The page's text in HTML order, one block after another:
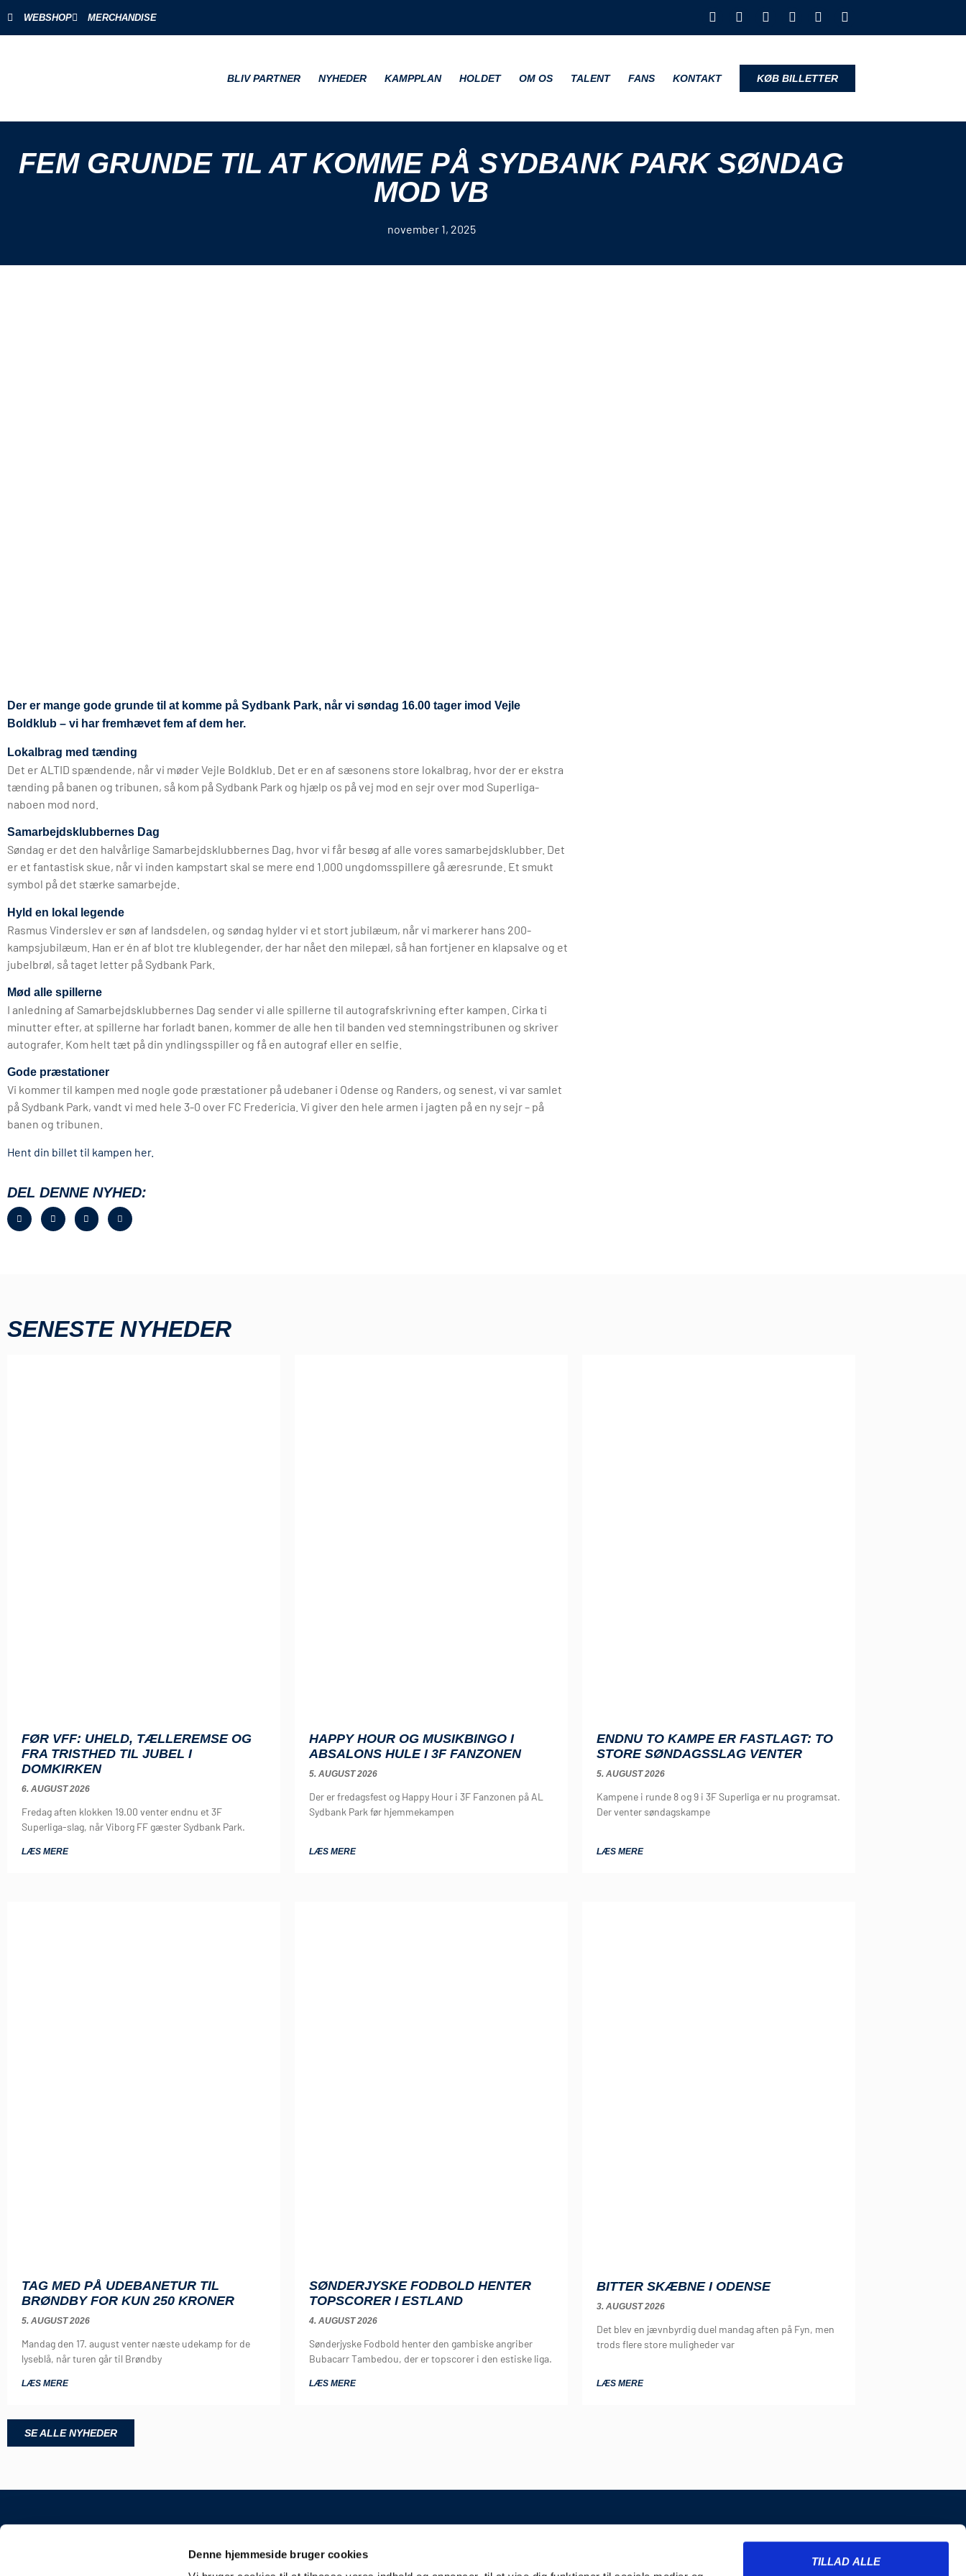
Denne hjemmeside bruger cookies
TILLAD ALLE
WEBSHOP MERCHANDISE
BLIV PARTNER NYHEDER KAMPPLAN HOLDET OM OS TALENT FANS KONTAKT KØB BILLETTER
FEM GRUNDE TIL AT KOMME PÅ SYDBANK PARK SØNDAG
MOD VB
november 1, 2025
Der er mange gode grunde til at komme på Sydbank Park, når vi søndag 16.00 tager imod Vejle
Boldklub – vi har fremhævet fem af dem her.
Lokalbrag med tænding
Det er ALTID spændende, når vi møder Vejle Boldklub. Det er en af sæsonens store lokalbrag, hvor der er ekstra
tænding på banen og tribunen, så kom på Sydbank Park og hjælp os på vej mod en sejr over mod Superliga-
naboen mod nord.
Samarbejdsklubbernes Dag
Søndag er det den halvårlige Samarbejdsklubbernes Dag, hvor vi får besøg af alle vores samarbejdsklubber. Det
er et fantastisk skue, når vi inden kampstart skal se mere end 1.000 ungdomsspillere gå æresrunde. Et smukt
symbol på det stærke samarbejde.
Hyld en lokal legende
Rasmus Vinderslev er søn af landsdelen, og søndag hylder vi et stort jubilæum, når vi markerer hans 200-
kampsjubilæum. Han er én af blot tre klublegender, der har nået den milepæl, så han fortjener en klapsalve og et
jubelbrøl, så taget letter på Sydbank Park.
Mød alle spillerne
I anledning af Samarbejdsklubbernes Dag sender vi alle spillerne til autografskrivning efter kampen. Cirka ti
minutter efter, at spillerne har forladt banen, kommer de alle hen til banden ved stemningstribunen og skriver
autografer. Kom helt tæt på din yndlingsspiller og få en autograf eller en selfie.
Gode præstationer
Vi kommer til kampen med nogle gode præstationer på udebaner i Odense og Randers, og senest, vi var samlet
på Sydbank Park, vandt vi med hele 3-0 over FC Fredericia. Vi giver den hele armen i jagten på en ny sejr – på
banen og tribunen.
Hent din billet til kampen her.
DEL DENNE NYHED:
SENESTE NYHEDER
FØR VFF: UHELD, TÆLLEREMSE OG
FRA TRISTHED TIL JUBEL I
DOMKIRKEN
6. AUGUST 2026
Fredag aften klokken 19.00 venter endnu et 3F
Superliga-slag, når Viborg FF gæster Sydbank Park.
LÆS MERE
HAPPY HOUR OG MUSIKBINGO I
ABSALONS HULE I 3F FANZONEN
5. AUGUST 2026
Der er fredagsfest og Happy Hour i 3F Fanzonen på AL
Sydbank Park før hjemmekampen
LÆS MERE
ENDNU TO KAMPE ER FASTLAGT: TO
STORE SØNDAGSSLAG VENTER
5. AUGUST 2026
Kampene i runde 8 og 9 i 3F Superliga er nu programsat.
Der venter søndagskampe
LÆS MERE
TAG MED PÅ UDEBANETUR TIL
BRØNDBY FOR KUN 250 KRONER
5. AUGUST 2026
Mandag den 17. august venter næste udekamp for de
lyseblå, når turen går til Brøndby
LÆS MERE
SØNDERJYSKE FODBOLD HENTER
TOPSCORER I ESTLAND
4. AUGUST 2026
Sønderjyske Fodbold henter den gambiske angriber
Bubacarr Tambedou, der er topscorer i den estiske liga.
LÆS MERE
BITTER SKÆBNE I ODENSE
3. AUGUST 2026
Det blev en jævnbyrdig duel mandag aften på Fyn, men
trods flere store muligheder var
LÆS MERE
SE ALLE NYHEDER
INFORMATION